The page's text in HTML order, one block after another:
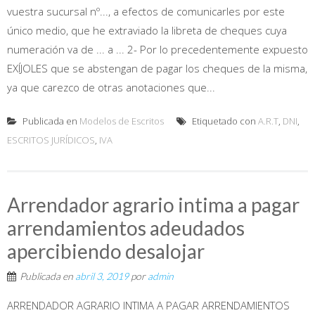
vuestra sucursal nº..., a efectos de comunicarles por este
único medio, que he extraviado la libreta de cheques cuya
numeración va de ... a ... 2- Por lo precedentemente expuesto
EXÍJOLES que se abstengan de pagar los cheques de la misma,
ya que carezco de otras anotaciones que...
Publicada en Modelos de Escritos Etiquetado con A.R.T, DNI,
ESCRITOS JURÍDICOS, IVA
Arrendador agrario intima a pagar
arrendamientos adeudados
apercibiendo desalojar
Publicada en abril 3, 2019poradmin
ARRENDADOR AGRARIO INTIMA A PAGAR ARRENDAMIENTOS